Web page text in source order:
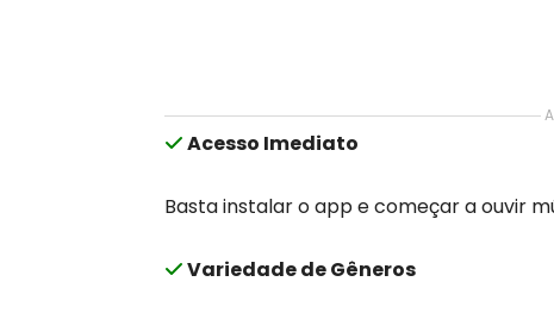
Acesso Imediato
Basta instalar o app e começar a ouvir
Variedade de Gêneros